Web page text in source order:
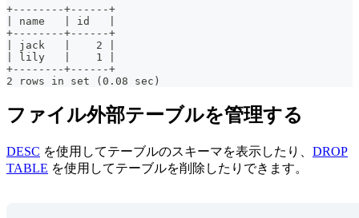
+--------+------+
| name   | id   |
+--------+------+
| jack   |    2 |
| lily   |    1 |
+--------+------+
2 rows in set (0.08 sec)
ファイル外部テーブルを管理する
DESC を使用してテーブルのスキーマを表示したり、 DROP
TABLE を使用してテーブルを削除したりできます。